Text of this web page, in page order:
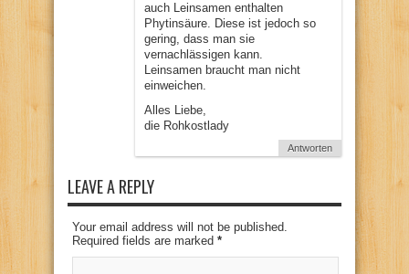
auch Leinsamen enthalten
Phytinsäure. Diese ist jedoch so
gering, dass man sie
vernachlässigen kann.
Leinsamen braucht man nicht
einweichen.
Alles Liebe,
die Rohkostlady
Antworten
LEAVE A REPLY
Your email address will not be published.
Required fields are marked *